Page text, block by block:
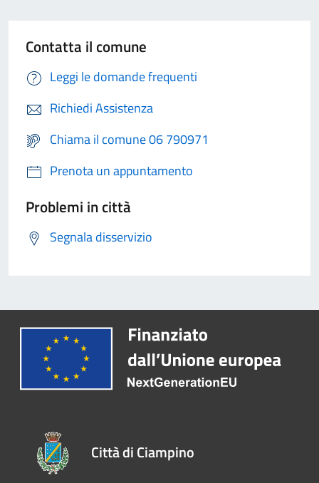
Contatta il comune
Leggi le domande frequenti
Richiedi Assistenza
Chiama il comune 06 790971
Prenota un appuntamento
Problemi in città
Segnala disservizio
Città di Ciampino